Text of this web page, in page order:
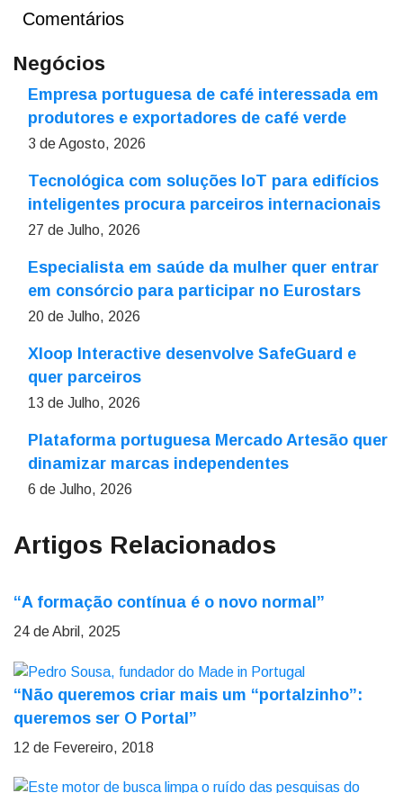
Comentários
Negócios
Empresa portuguesa de café interessada em
produtores e exportadores de café verde
3 de Agosto, 2026
Tecnológica com soluções IoT para edifícios
inteligentes procura parceiros internacionais
27 de Julho, 2026
Especialista em saúde da mulher quer entrar
em consórcio para participar no Eurostars
20 de Julho, 2026
Xloop Interactive desenvolve SafeGuard e
quer parceiros
13 de Julho, 2026
Plataforma portuguesa Mercado Artesão quer
dinamizar marcas independentes
6 de Julho, 2026
Artigos Relacionados
“A formação contínua é o novo normal”
24 de Abril, 2025
“Não queremos criar mais um “portalzinho”:
queremos ser O Portal”
12 de Fevereiro, 2018